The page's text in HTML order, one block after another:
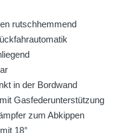
rutschhemmend
in der Bordwand
Gasfederunterstützung
zum Abkippen
18°